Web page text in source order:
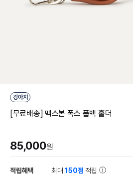
강아지
[무료배송] 맥스본 폭스 풉백 홀더
85,000원
적립혜택 최대150점 적립